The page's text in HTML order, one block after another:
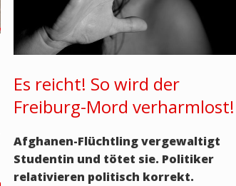
Es reicht! So wird der
Freiburg-Mord verharmlost!
Afghanen-Flüchtling vergewaltigt
Studentin und tötet sie. Politiker
relativieren politisch korrekt.